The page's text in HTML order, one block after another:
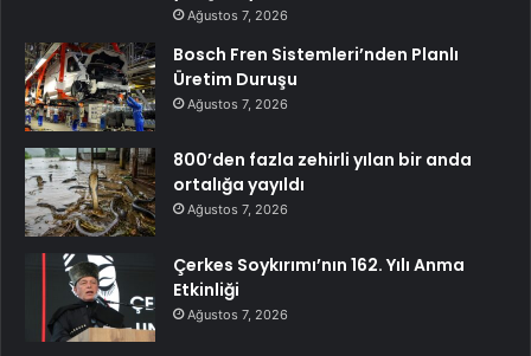
Ağustos 7, 2026
Bosch Fren Sistemleri’nden Planlı
Üretim Duruşu
Ağustos 7, 2026
800’den fazla zehirli yılan bir anda
ortalığa yayıldı
Ağustos 7, 2026
Çerkes Soykırımı’nın 162. Yılı Anma
Etkinliği
Ağustos 7, 2026